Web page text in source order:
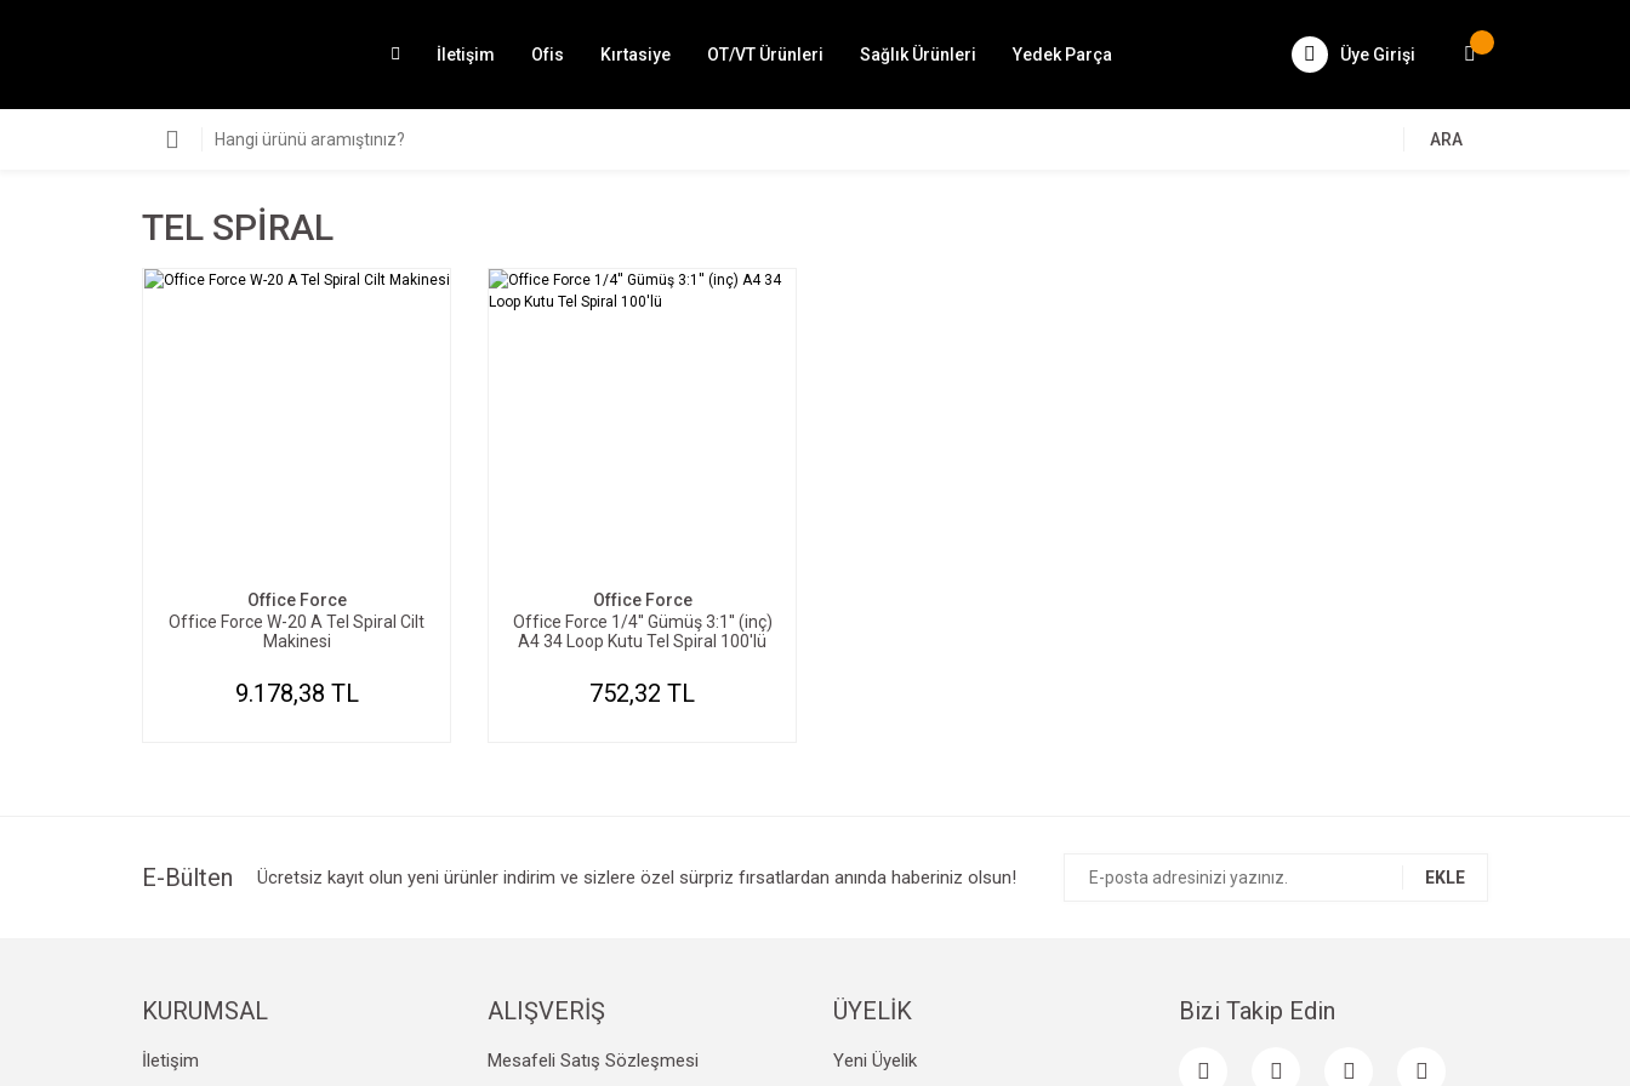
İletişim Ofis Kırtasiye OT/VT Ürünleri Sağlık Ürünleri Yedek Parça Üye Girişi
ARA
TEL SPİRAL
Office Force
Office Force W-20 A Tel Spiral Cilt
Makinesi
9.178,38 TL
Office Force
Office Force 1/4'' Gümüş 3:1'' (inç)
A4 34 Loop Kutu Tel Spiral 100'lü
752,32 TL
E-Bülten Ücretsiz kayıt olun yeni ürünler indirim ve sizlere özel sürpriz fırsatlardan anında haberiniz olsun! EKLE
KURUMSAL
İletişim
ALIŞVERİŞ
Mesafeli Satış Sözleşmesi
ÜYELİK
Yeni Üyelik
Bizi Takip Edin